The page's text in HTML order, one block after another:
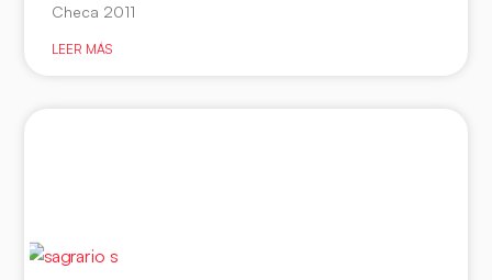
Checa 2011
LEER MÁS